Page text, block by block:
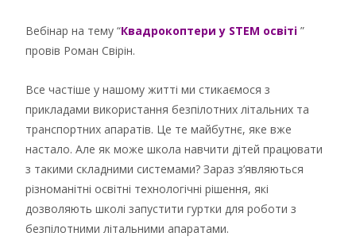
Вебінар на тему “Квадрокоптери у STEM освіті ”
провів Роман Свірін.
Все частіше у нашому житті ми стикаємося з
прикладами використання безпілотних літальних та
транспортних апаратів. Це те майбутнє, яке вже
настало. Але як може школа навчити дітей працювати
з такими складними системами? Зараз з’являються
різноманітні освітні технологічні рішення, які
дозволяють школі запустити гуртки для роботи з
безпілотними літальними апаратами.